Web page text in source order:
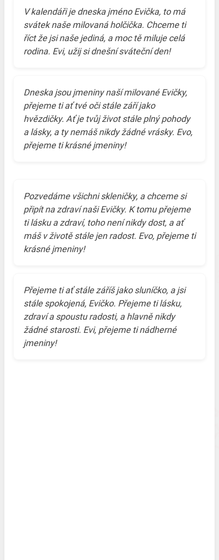
V kalendáři je dneska jméno Evička, to má
svátek naše milovaná holčička. Chceme ti
říct že jsi naše jediná, a moc tě miluje celá
rodina. Evi, užij si dnešní sváteční den!
Dneska jsou jmeniny naší milované Evičky,
přejeme ti ať tvé oči stále září jako
hvězdičky. Ať je tvůj život stále plný pohody
a lásky, a ty nemáš nikdy žádné vrásky. Evo,
přejeme ti krásné jmeniny!
Pozvedáme všichni skleničky, a chceme si
připít na zdraví naši Evičky. K tomu přejeme
ti lásku a zdraví, toho není nikdy dost, a ať
máš v životě stále jen radost. Evo, přejeme ti
krásné jmeniny!
Přejeme ti ať stále záříš jako sluníčko, a jsi
stále spokojená, Evičko. Přejeme ti lásku,
zdraví a spoustu radosti, a hlavně nikdy
žádné starosti. Evi, přejeme ti nádherné
jmeniny!